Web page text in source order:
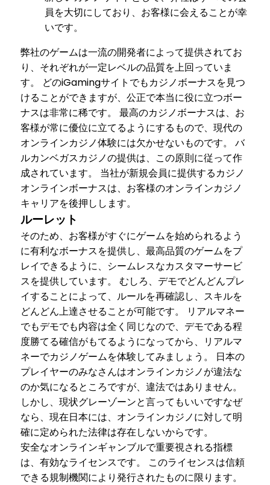
員を大切にしており、お客様に会えることが幸
いです。
弊社のゲームは一流の開発者によって提供されてお
り、それぞれが一定レベルの品質を上回っていま
す。 どのiGamingサイトでもカジノボーナスを見つ
けることができますが、公正で本当に役に立つボー
ナスは非常に稀です。 最高のカジノボーナスは、お
客様が常に優位に立てるようにするもので、現代の
オンラインカジノ体験には欠かせないものです。 バ
ルカンベガスカジノの提供は、この原則に従って作
成されています。 当社が新規会員に提供するカジノ
オンラインボーナスは、お客様のオンラインカジノ
キャリアを後押しします。
ルーレット
そのため、お客様がすぐにゲームを始められるよう
に有利なボーナスを提供し、最高品質のゲームをプ
レイできるように、シームレスなカスタマーサービ
スを提供しています。 むしろ、デモでどんどんプレ
イすることによって、ルールを再確認し、スキルを
どんどん上達させることが可能です。 リアルマネー
でもデモでも内容は全く同じなので、デモである程
度勝てる確信がもてるようになってから、リアルマ
ネーでカジノゲームを体験してみましょう。 日本の
プレイヤーのみなさんはオンラインカジノが違法な
のか気になるところですが、違法ではありません。
しかし、現状グレーゾーンと言ってもいいですなぜ
なら、現在日本には、オンラインカジノに対して明
確に定められた法律は存在しないからです。
安全なオンラインギャンブルで重要視される指標
は、有効なライセンスです。 このライセンスは信頼
できる規制機関により発行されたものに限ります。